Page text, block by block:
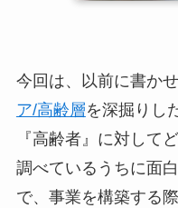
今回は、以前に書か
ア/高齢層を深掘りし
『高齢者』に対して
調べているうちに面
で、事業を構築する